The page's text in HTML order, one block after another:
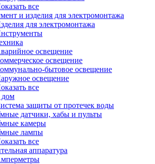
все
и изделия для электромонтажа
для электромонтажа
освещение
освещение
бытовое освещение
освещение
все
защиты от протечек воды
датчики, хабы и пульты
камеры
лампы
все
аппаратура